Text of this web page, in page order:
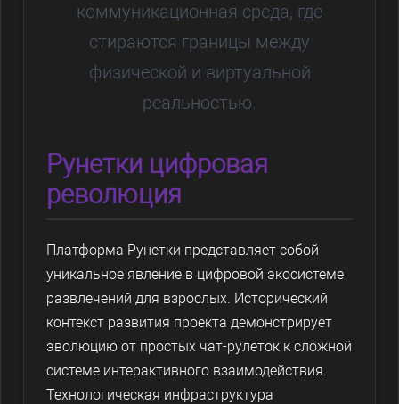
коммуникационная среда, где
стираются границы между
физической и виртуальной
реальностью.
Рунетки цифровая
революция
Платформа Рунетки представляет собой
уникальное явление в цифровой экосистеме
развлечений для взрослых. Исторический
контекст развития проекта демонстрирует
эволюцию от простых чат-рулеток к сложной
системе интерактивного взаимодействия.
Технологическая инфраструктура